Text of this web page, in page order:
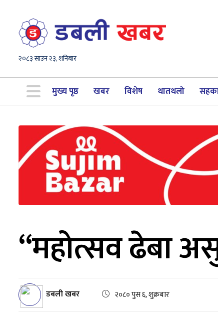
२०८३ साउन २३, शनिबार
मुख्य पृष्ठ खबर विशेष थातथलो
“महोत्सव ढेबा
डबली खबर २०८० पुस ६, शुक्रबार